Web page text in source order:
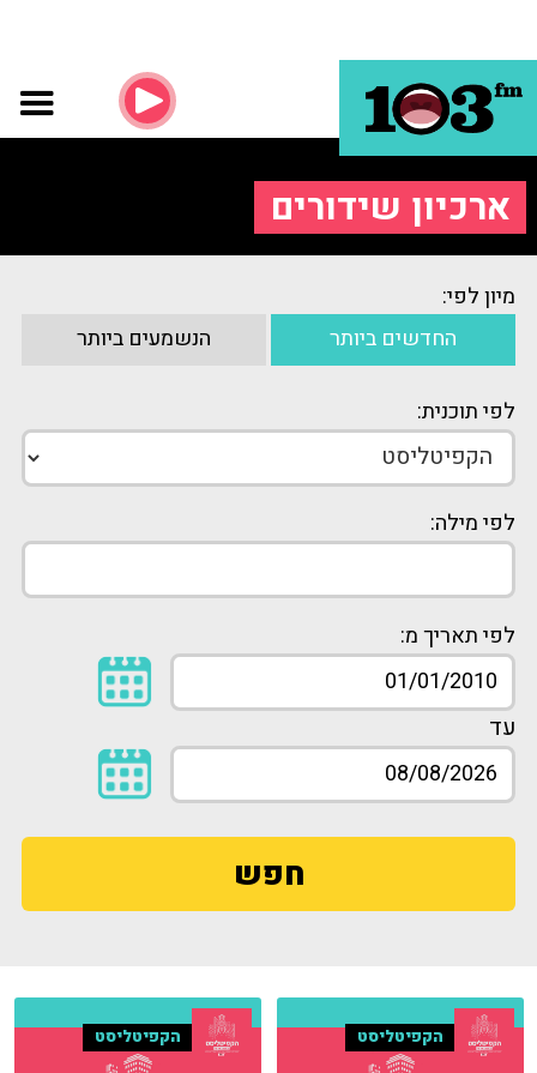
ארכיון שידורים
מיון לפי:
החדשים ביותר
הנשמעים ביותר
לפי תוכנית:
לפי מילה:
לפי תאריך מ:
עד
חפש
הקפיטליסט הקפיטליסט